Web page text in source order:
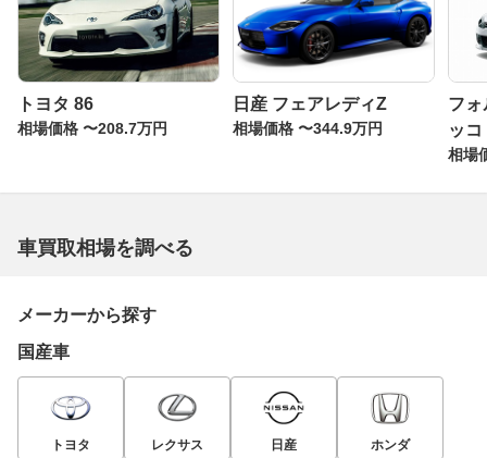
トヨタ 86
相場価格 〜208.7万円
日産 フェアレディZ
相場価格 〜344.9万円
フォ
ッコ
相場
車買取相場を調べる
メーカーから探す
国産車
トヨタ レクサス 日産 ホンダ